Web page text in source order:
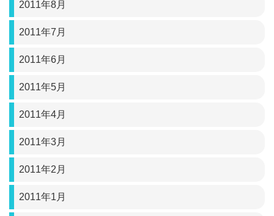
2011年8月
2011年7月
2011年6月
2011年5月
2011年4月
2011年3月
2011年2月
2011年1月